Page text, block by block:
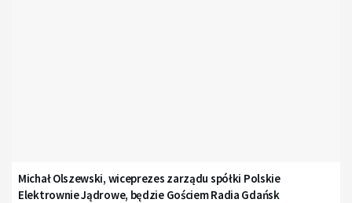
Michał Olszewski, wiceprezes zarządu spółki Polskie
Elektrownie Jądrowe, będzie Gościem Radia Gdańsk